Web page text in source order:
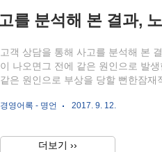
고객 상담을 통해 사고를 분석해 본
이 나오면그 전에 같은 원인으로 발
같은 원인으로 부상을 당할 뻔한잠재
경영어록 - 명언 2017. 9. 12.
더보기 ››